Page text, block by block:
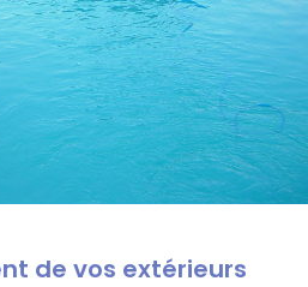
de vos extérieurs